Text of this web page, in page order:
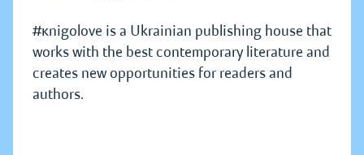
#кnigolove is a Ukrainian publishing house that
works with the best contemporary literature and
creates new opportunities for readers and
authors.